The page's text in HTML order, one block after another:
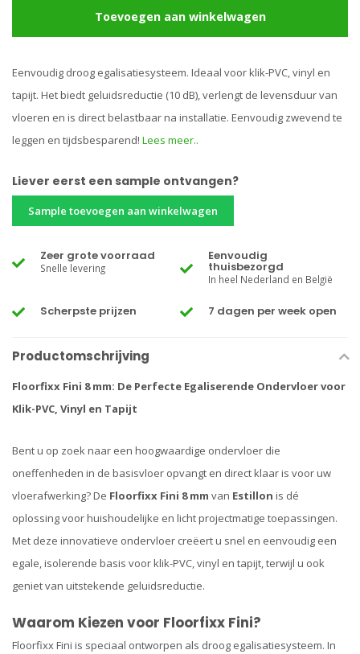
Toevoegen aan winkelwagen
Eenvoudig droog egalisatiesysteem. Ideaal voor klik-PVC, vinyl en
tapijt. Het biedt geluidsreductie (10 dB), verlengt de levensduur van
vloeren en is direct belastbaar na installatie. Eenvoudig zwevend te
leggen en tijdsbesparend! Lees meer..
Liever eerst een sample ontvangen?
Sample toevoegen aan winkelwagen
Zeer grote voorraad
Snelle levering
Eenvoudig
thuisbezorgd
In heel Nederland en België
Scherpste prijzen 7 dagen per week open
Productomschrijving
Floorfixx Fini 8 mm: De Perfecte Egaliserende Ondervloer voor
Klik-PVC, Vinyl en Tapijt
Bent u op zoek naar een hoogwaardige ondervloer die
oneffenheden in de basisvloer opvangt en direct klaar is voor uw
vloerafwerking? De Floorfixx Fini 8 mm van Estillon is dé
oplossing voor huishoudelijke en licht projectmatige toepassingen.
Met deze innovatieve ondervloer creëert u snel en eenvoudig een
egale, isolerende basis voor klik-PVC, vinyl en tapijt, terwijl u ook
geniet van uitstekende geluidsreductie.
Waarom Kiezen voor Floorfixx Fini?
Floorfixx Fini is speciaal ontworpen als droog egalisatiesysteem. In